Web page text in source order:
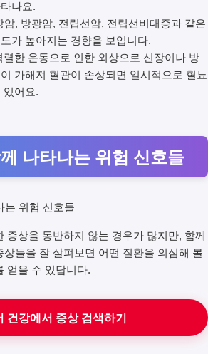
나요.
암, 방광암, 전립선암, 전립선비대증과 같은
가 높아지는 경향을 보입니다.
렬한 운동으로 인한 외상으로 신장이나 방
가해져 혈관이 손상되면 일시적으로 혈뇨
있어요.
나타나는 위험 신호들
증상을 동반하지 않는 경우가 많지만, 함께
들을 잘 살펴보면 어떤 질환을 의심해 볼
얻을 수 있답니다.
건강에서 증상 검색하기